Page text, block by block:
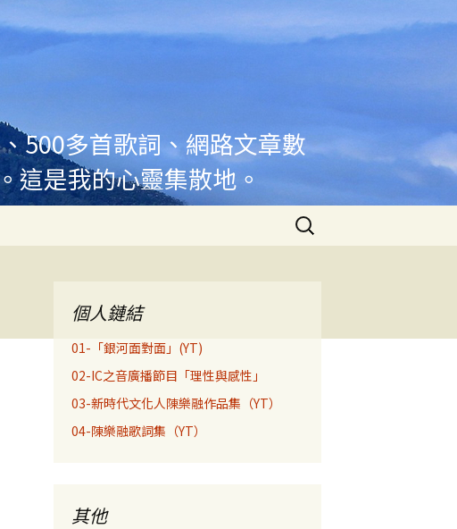
500多首歌詞、網路文章數
這是我的心靈集散地。
搜
尋
個人鏈結
01-「銀河面對面」(YT)
02-IC之音廣播節目「理性與感性」
03-新時代文化人陳樂融作品集（YT）
04-陳樂融歌詞集（YT）
其他